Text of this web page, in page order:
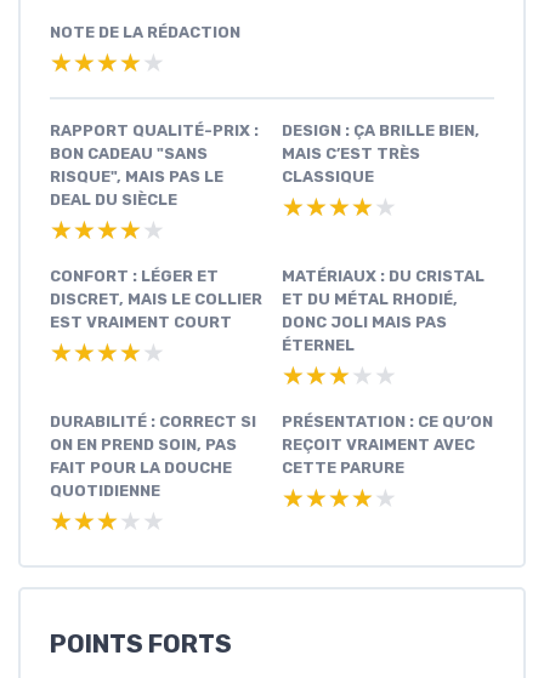
NOTE DE LA RÉDACTION
★★★★★
★★★★★
RAPPORT QUALITÉ-PRIX :
BON CADEAU "SANS
RISQUE", MAIS PAS LE
DEAL DU SIÈCLE
★★★★★
★★★★★
DESIGN : ÇA BRILLE BIEN,
MAIS C’EST TRÈS
CLASSIQUE
★★★★★
★★★★★
CONFORT : LÉGER ET
DISCRET, MAIS LE COLLIER
EST VRAIMENT COURT
★★★★★
★★★★★
MATÉRIAUX : DU CRISTAL
ET DU MÉTAL RHODIÉ,
DONC JOLI MAIS PAS
ÉTERNEL
★★★★★
★★★★★
DURABILITÉ : CORRECT SI
ON EN PREND SOIN, PAS
FAIT POUR LA DOUCHE
QUOTIDIENNE
★★★★★
★★★★★
PRÉSENTATION : CE QU’ON
REÇOIT VRAIMENT AVEC
CETTE PARURE
★★★★★
★★★★★
POINTS FORTS